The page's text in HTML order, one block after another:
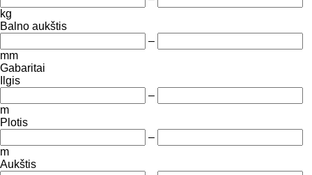
kg
Balno aukštis
–
mm
Gabaritai
Ilgis
–
m
Plotis
–
m
Aukštis